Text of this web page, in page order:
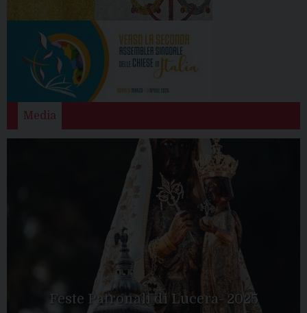
Media
Feste Patronali di Lucera- 2025